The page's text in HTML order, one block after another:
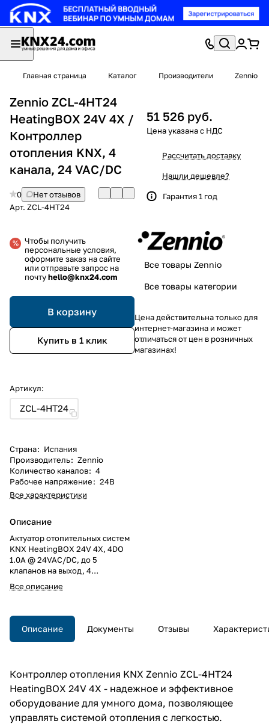
Главная страница Каталог Производители Zennio
Zennio ZCL-4HT24
HeatingBOX 24V 4X /
Контроллер
отопления KNX, 4
канала, 24 VAC/DC
0
Нет отзывов
Арт. ZCL-4HT24
Чтобы получить
персональные условия,
оформите заказ на сайте
или отправьте запрос на
почтуhello@knx24.com
В корзину
Купить в 1 клик
Артикул:
ZCL-4HT24
Страна: Испания
Производитель: Zennio
Количество каналов: 4
Рабочее напряжение: 24В
Все характеристики
Описание
Актуатор отопительных систем
KNX HeatingBOX 24V 4X, 4DO
1.0А @ 24VAC/DC, до 5
клапанов на выход, 4
термостата, до 10 логических
функций, ручное управление,
перенапряжения, LED
индикация, на DIN рейку, 2TE
Все описание
51 526 руб.
Рассчитать доставку
Нашли дешевле?
Гарантия 1 год
Все товары Zennio
Все товары категории
Цена действительна только для
интернет-магазина и может
отличаться от цен в розничных
магазинах!
Описание Документы Отзывы
Контроллер отопления KNX Zennio ZCL-4HT24
HeatingBOX 24V 4X - надежное и эффективное
оборудование для умного дома, позволяющее
управлять системой отопления с легкостью.